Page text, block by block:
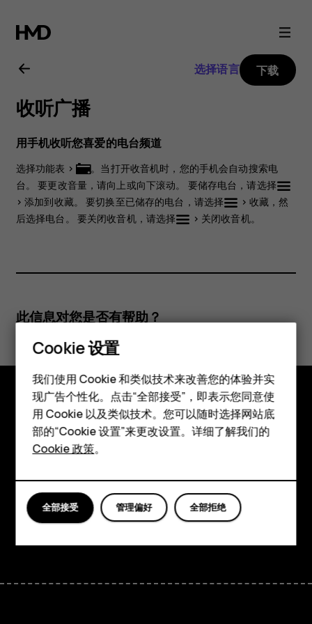
Nokia
225
4G
用
户
指
智能手机
经典手机
配件
平板电脑
选择语言 下载
收听广播
用手机收听您喜爱的电台频道
选择功能表 >
。当打开收音机时，您的手机会自动搜索电
台。 要更改音量，请向上或向下滚动。 要储存电台，请选择
>添加到收藏。 要切换至已储存的电台，请选择 > 收藏 ，然
后选择电台。 要关闭收音机，请选择
> 关闭收音机。
此信息对您是否有帮助？
是 否
探索
关于
支持
Cookie 设置
我们使用 Cookie 和类似技术来改善您的体验并实
现广告个性化。点击“全部接受”，即表示您同意使
用 Cookie 以及类似技术。您可以随时选择网站底
部的“Cookie 设置”来更改设置。详细了解我们的
Cookie 政策。
全部拒绝
管理偏好
全部接受